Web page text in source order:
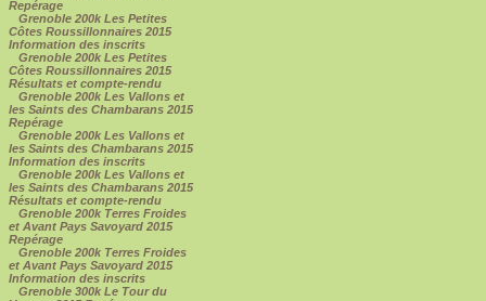
Repérage
Grenoble 200k Les Petites
Côtes Roussillonnaires 2015
Information des inscrits
Grenoble 200k Les Petites
Côtes Roussillonnaires 2015
Résultats et compte-rendu
Grenoble 200k Les Vallons et
les Saints des Chambarans 2015
Repérage
Grenoble 200k Les Vallons et
les Saints des Chambarans 2015
Information des inscrits
Grenoble 200k Les Vallons et
les Saints des Chambarans 2015
Résultats et compte-rendu
Grenoble 200k Terres Froides
et Avant Pays Savoyard 2015
Repérage
Grenoble 200k Terres Froides
et Avant Pays Savoyard 2015
Information des inscrits
Grenoble 300k Le Tour du